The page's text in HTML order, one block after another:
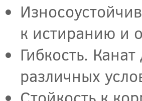
к истиранию и
Гибкость.
различных